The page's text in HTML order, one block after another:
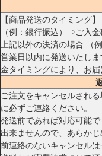
【商品発送のタイミング
（例：銀行振込）⇒ご入
上記以外の決済の場合 （
営業日以内に発送いたし
金タイミングにより、お
ご注文をキャンセルされ
に必ずご連絡ください。
発送前であれば対応可能
出来ませんので、あらか
前連絡のないキャンセルは